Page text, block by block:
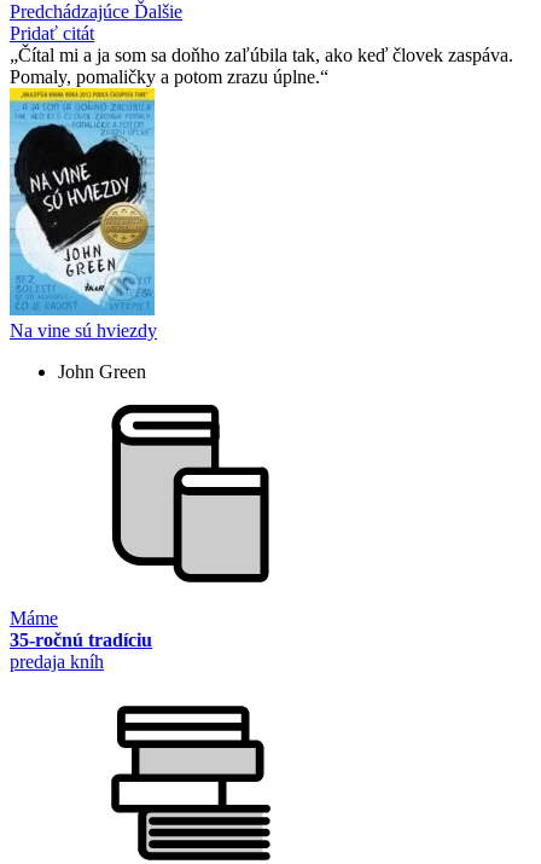
Predchádzajúce Ďalšie
Pridať citát
Čítal mi a ja som sa doňho zaľúbila tak, ako keď človek zaspáva.
Pomaly, pomaličky a potom zrazu úplne.
Na vine sú hviezdy
John Green
Máme
35-ročnú tradíciu
predaja kníh